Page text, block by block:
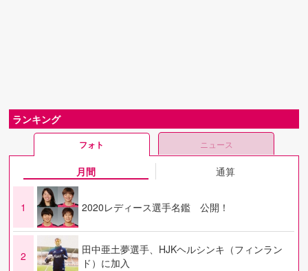
ランキング
フォト ニュース
月間 通算
1 2020レディース選手名鑑 公開！
2
田中亜土夢選手、HJKヘルシンキ（フィンラン
ド）に加入